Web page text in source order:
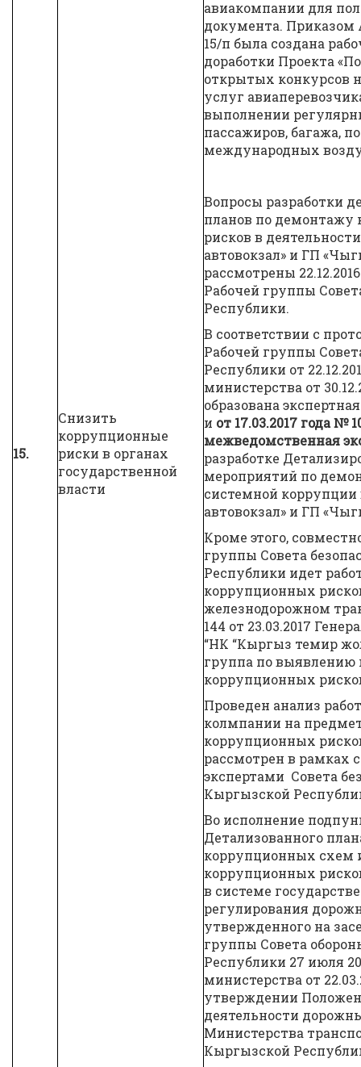
15.
Снизить
коррупционные
риски в органах
государственной
власти
авиакомпании для
документа. Приказом
15/п была создана
доработки Проекта
открытых конкурсов
услуг
выполнении
пассажиров, багажа,
международных
Вопросы разработки
планов по
рисков в
автовокзал» и ГП
рассмотрены
Рабочей группы
Республики.
В соответствии с
Рабочей группы
Республики от
министерства от
образована
и от 17.03.2017 года №
межведомственная
разработке
мероприятий по
системной
автовокзал» и ГП
Кроме этого,
группы Совета
Республики идет
коррупционных
железнодорожном
144 от 23.03.2017
“НК “Кыргыз темир
группа по
коррупционных
Проведен анализ
колмпании на
коррупционных
рассмотрен в рамках
экспертами Совета
Кыргызской
Во исполнение
Детализованного
коррупционных схем
коррупционных
в системе
регулирования
утвержденного на
группы Совета
Республики 27 июля
министерства от
утверждении
деятельности
Министерства
Кыргызской